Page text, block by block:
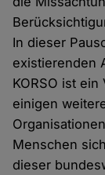
In dieser
existierenden
KORSO ist
einigen
Menschen
dieser